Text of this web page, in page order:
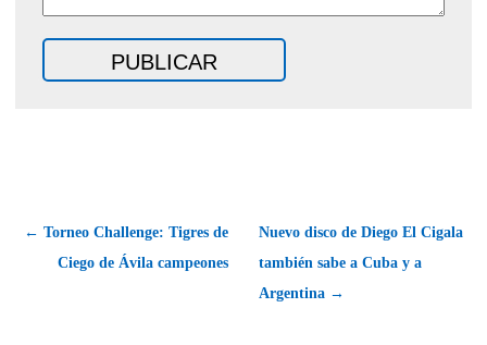
← Torneo Challenge: Tigres de
Ciego de Ávila campeones
Nuevo disco de Diego El Cigala
también sabe a Cuba y a
Argentina →